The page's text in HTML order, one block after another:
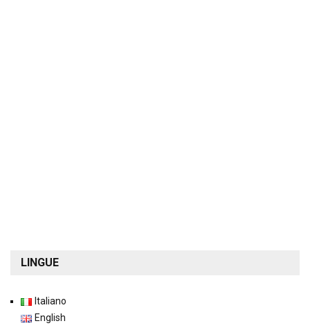
LINGUE
Italiano
English